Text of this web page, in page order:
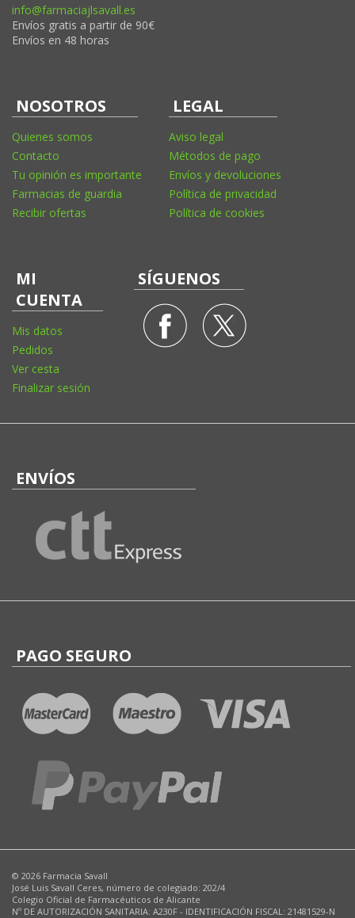
info@farmaciajlsavall.es
Envíos gratis a partir de 90€
Envíos en 48 horas
NOSOTROS
Quienes somos
Contacto
Tu opinión es importante
Farmacias de guardia
Recibir ofertas
LEGAL
Aviso legal
Métodos de pago
Envíos y devoluciones
Política de privacidad
Política de cookies
MI
CUENTA
Mis datos
Pedidos
Ver cesta
Finalizar sesión
SÍGUENOS
ENVÍOS
PAGO SEGURO
© 2026 Farmacia Savall
José Luis Savall Ceres, número de colegiado: 202/4
Colegio Oficial de Farmacéuticos de Alicante
Nº DE AUTORIZACIÓN SANITARIA: A230F - IDENTIFICACIÓN FISCAL: 21481529-N